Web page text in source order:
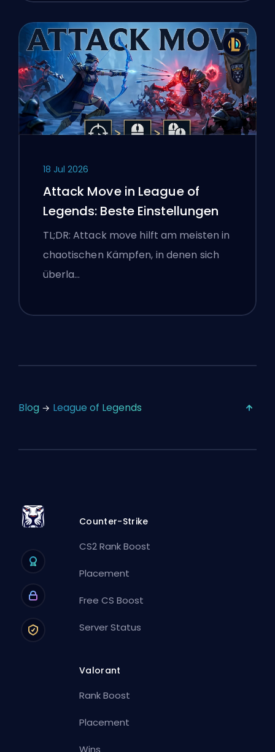
18 Jul 2026
Attack Move in League of
Legends: Beste Einstellungen
TL;DR: Attack move hilft am meisten in
chaotischen Kämpfen, in denen sich
überla…
Blog League of Legends
Counter-Strike
CS2 Rank Boost
Placement
Free CS Boost
Server Status
Valorant
Rank Boost
Placement
Wins